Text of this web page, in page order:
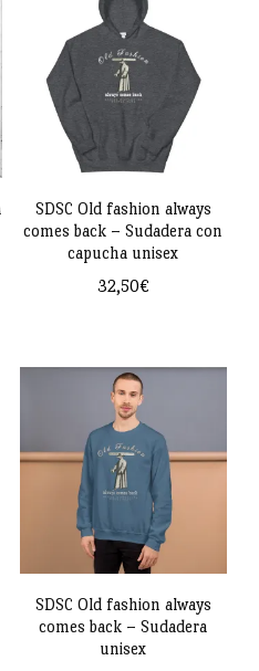
SDSC Old fashion always
comes back – Sudadera con
capucha unisex
32,50€
tiene
múltiples
variantes.
Las
opciones
se
pueden
elegir
SDSC Old fashion always
comes back – Sudadera
unisex